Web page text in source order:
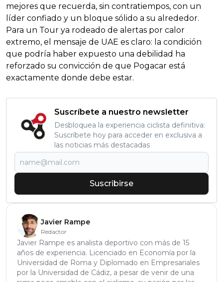
mejores que recuerda, sin contratiempos, con un
líder confiado y un bloque sólido a su alrededor.
Para un Tour ya rodeado de alertas por calor
extremo, el mensaje de UAE es claro: la condición
que podría haber expuesto una debilidad ha
reforzado su convicción de que Pogacar está
exactamente donde debe estar.
Suscríbete a nuestro newsletter
Desbloquea la experiencia ciclista definitiva:
Suscríbete hoy para acceder en exclusiva a
las noticias más destacadas
Suscribirse
Javier Rampe
Redactor
Javier Rampe es analista deportivo con más de 15
años de experiencia. Licenciado en Economía por la
Universidad de Roma y Diplomado en Empresariales
por la Universidad de Cádiz, a pesar de venir de una